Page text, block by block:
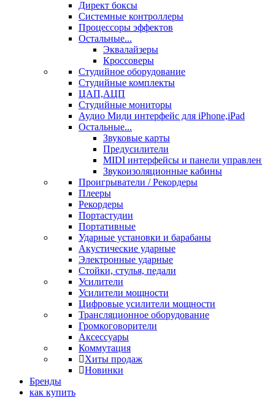
Директ боксы
Системные контроллеры
Процессоры эффектов
Остальные...
Эквалайзеры
Кроссоверы
Студийное оборудование
Студийные комплекты
ЦАП,АЦП
Студийные мониторы
Аудио Миди интерфейс для iPhone,iPad
Остальные...
Звуковые карты
Предусилители
MIDI интерфейсы и панели
Звукоизоляционные кабины
Проигрыватели / Рекордеры
Плееры
Рекордеры
Портастудии
Портативные
Ударные установки и барабаны
Акустические ударные
Электронные ударные
Стойки, стулья, педали
Усилители
Усилители мощности
Цифровые усилители мощности
Трансляционное оборудование
Громкоговорители
Аксессуары
Коммутация
Хиты продаж
Новинки
Бренды
как купить